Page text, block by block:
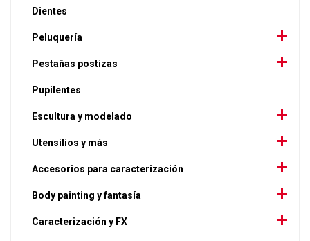
Dientes
Peluquería
Pestañas postizas
Pupilentes
Escultura y modelado
Utensilios y más
Accesorios para caracterización
Body painting y fantasía
Caracterización y FX